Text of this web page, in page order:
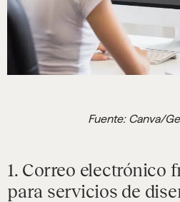
Fuente: Canva/
1. Correo electrónico
para servicios de